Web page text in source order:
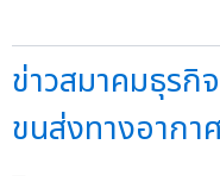
ข่าวสมาคมธุรกิ
ขนส่งทางอากา